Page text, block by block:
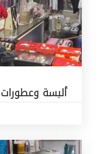
ألبسة وعطورات